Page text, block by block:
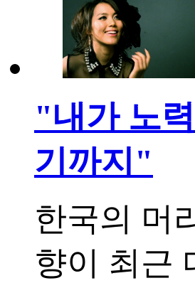
"내가 노
기까지"
한국의 머
향이 최근